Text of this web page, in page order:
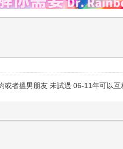
或者搵男朋友 未試過 06-11年可以